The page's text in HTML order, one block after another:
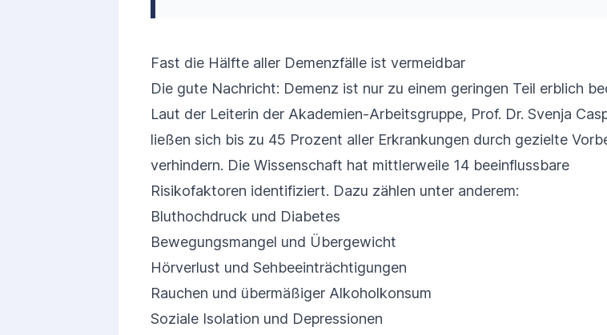
Fast die Hälfte aller Demenzfälle ist vermeidbar
Die gute Nachricht: Demenz ist nur zu einem geringen Teil erblich
Laut der Leiterin der Akademien-Arbeitsgruppe, Prof. Dr. Svenja
ließen sich bis zu 45 Prozent aller Erkrankungen durch gezielte
verhindern. Die Wissenschaft hat mittlerweile 14 beeinflussbare
Risikofaktoren identifiziert. Dazu zählen unter anderem:
Bluthochdruck und Diabetes
Bewegungsmangel und Übergewicht
Hörverlust und Sehbeeinträchtigungen
Rauchen und übermäßiger Alkoholkonsum
Soziale Isolation und Depressionen